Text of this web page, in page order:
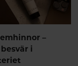
med vitamin C, som
✔ Regelbunden
styrketräning, som
muskler och bindväv.
protein i kosten. ✔
och återhämtning.
–
i